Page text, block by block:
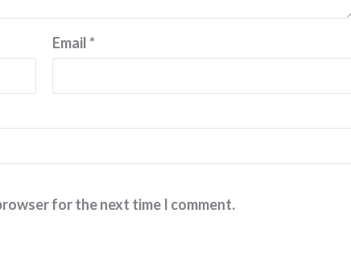
Email*
for the next time I comment.